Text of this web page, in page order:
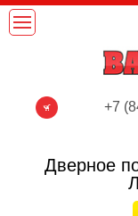
Дверное
+7